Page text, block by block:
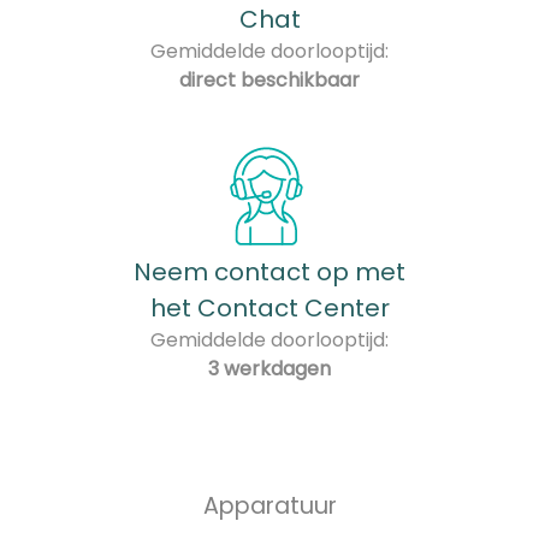
Chat
Gemiddelde doorlooptijd:
direct beschikbaar
Neem contact op met
het Contact Center
Gemiddelde doorlooptijd:
3 werkdagen
Apparatuur